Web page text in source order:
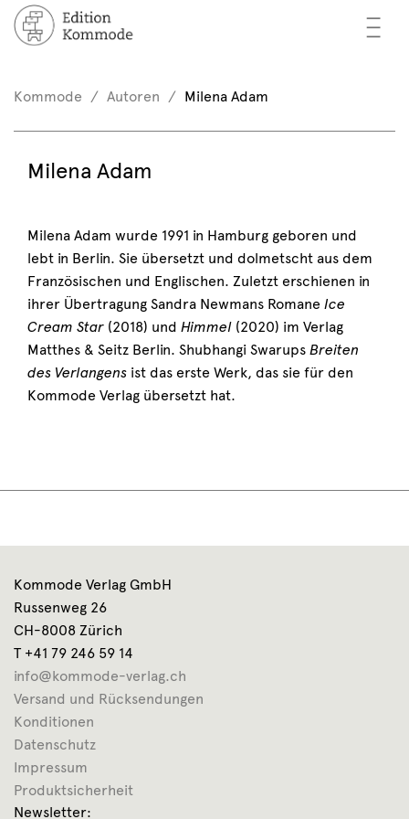
—
—
—
/ Registrieren
Kommode Autoren Milena Adam
Milena Adam
Milena Adam wurde 1991 in Hamburg geboren und
lebt in Berlin. Sie übersetzt und dolmetscht aus dem
Französischen und Englischen. Zuletzt erschienen in
ihrer Übertragung Sandra Newmans Romane Ice
Cream Star (2018) und Himmel (2020) im Verlag
Matthes & Seitz Berlin. Shubhangi Swarups Breiten
des Verlangens ist das erste Werk, das sie für den
Kommode Verlag übersetzt hat.
Kommode Verlag GmbH
Russenweg 26
CH-8008 Zürich
T +41 79 246 59 14
info@kommode-verlag.ch
Versand und Rücksendungen
Konditionen
Datenschutz
Impressum
Produktsicherheit
Newsletter: